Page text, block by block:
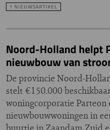
1 NIEUWSARTIKEL
Noord-Holland helpt
nieuwbouw van
De provincie Noord-
stelt €150.000
woningcorporatie Parteon
nieuwbouwwoningen in